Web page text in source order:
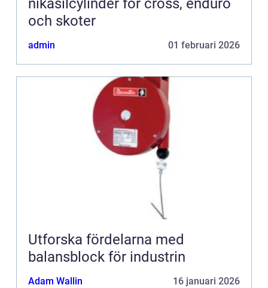
nikasilcylinder för cross, enduro
och skoter
admin 01 februari 2026
Utforska fördelarna med
balansblock för industrin
Adam Wallin 16 januari 2026